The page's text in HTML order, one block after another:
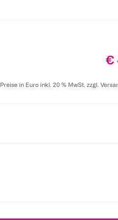
€
Preise in Euro inkl. 20 % MwSt. zzgl.